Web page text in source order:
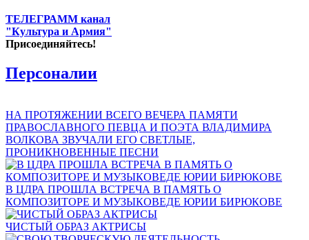
ТЕЛЕГРАММ канал
"Культура и Армия"
Присоединяйтесь!
Персоналии
НА ПРОТЯЖЕНИИ ВСЕГО ВЕЧЕРА ПАМЯТИ
ПРАВОСЛАВНОГО ПЕВЦА И ПОЭТА ВЛАДИМИРА
ВОЛКОВА ЗВУЧАЛИ ЕГО СВЕТЛЫЕ,
ПРОНИКНОВЕННЫЕ ПЕСНИ
В ЦДРА ПРОШЛА ВСТРЕЧА В ПАМЯТЬ О
КОМПОЗИТОРЕ И МУЗЫКОВЕДЕ ЮРИИ БИРЮКОВЕ
ЧИСТЫЙ ОБРАЗ АКТРИСЫ